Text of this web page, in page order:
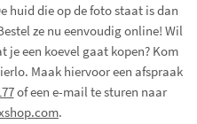
huid die op de foto staat is dan
ze nu eenvoudig online! Wil
je een koevel gaat kopen? Kom
Maak hiervoor een afspraak
of een e-mail te sturen naar
.